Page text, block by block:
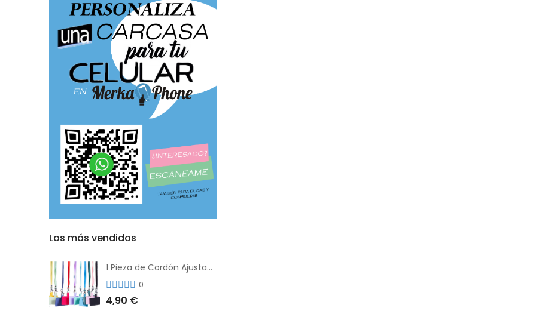
Los más vendidos
1 Pieza de Cordón Ajustable Universal Para el Teléfono Con Clip Antipérdida
0
4,90 €